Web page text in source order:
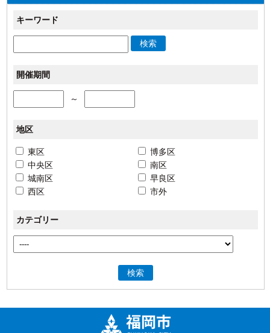
社の健康、個人の健康、労働の価値を再考していく中で、健康経
営が果たすもの、世界に発信した健康経営の可能性に関して考え
キーワード
検索
開催期間
～
地区
東区
博多区
中央区
南区
城南区
早良区
西区
市外
カテゴリー
検索